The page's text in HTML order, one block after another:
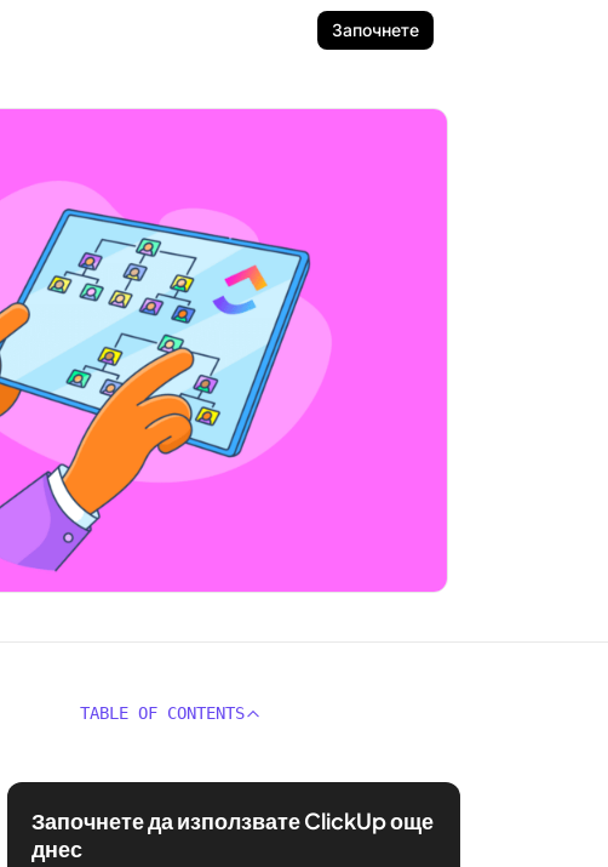
Започнете
TABLE OF CONTENTS
Започнете да използвате ClickUp още
днес